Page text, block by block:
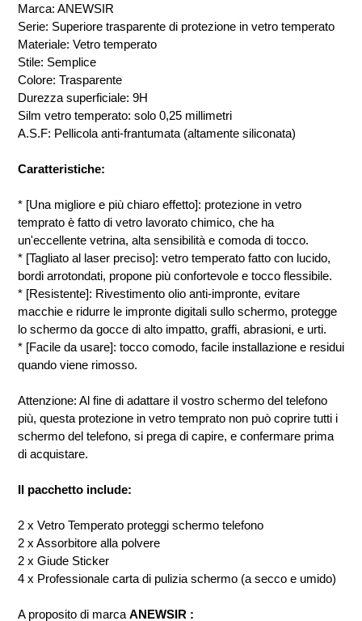
Marca: ANEWSIR
Serie: Superiore trasparente di protezione in vetro temperato
Materiale: Vetro temperato
Stile: Semplice
Colore: Trasparente
Durezza superficiale: 9H
Silm vetro temperato: solo 0,25 millimetri
A.S.F: Pellicola anti-frantumata (altamente siliconata)
Caratteristiche:
* [Una migliore e più chiaro effetto]: protezione in vetro
temprato è fatto di vetro lavorato chimico, che ha
un'eccellente vetrina, alta sensibilità e comoda di tocco.
* [Tagliato al laser preciso]: vetro temperato fatto con lucido,
bordi arrotondati, propone più confortevole e tocco flessibile.
* [Resistente]: Rivestimento olio anti-impronte, evitare
macchie e ridurre le impronte digitali sullo schermo, protegge
lo schermo da gocce di alto impatto, graffi, abrasioni, e urti.
* [Facile da usare]: tocco comodo, facile installazione e residui
quando viene rimosso.
Attenzione: Al fine di adattare il vostro schermo del telefono
più, questa protezione in vetro temprato non può coprire tutti i
schermo del telefono, si prega di capire, e confermare prima
di acquistare.
Il pacchetto include:
2 x Vetro Temperato proteggi schermo telefono
2 x Assorbitore alla polvere
2 x Giude Sticker
4 x Professionale carta di pulizia schermo (a secco e umido)
A proposito di marca ANEWSIR :